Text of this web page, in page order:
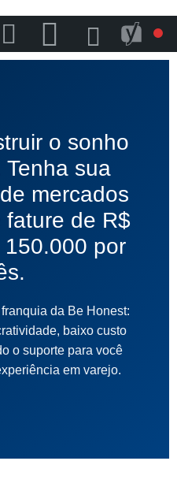
Novo Editar
o sonho
sua
mercados
fature de R$
por
da Be Honest:
baixo custo
o suporte para você
em varejo.